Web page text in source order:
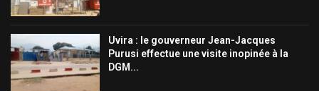
Uvira : le gouverneur Jean-Jacques
Purusi effectue une visite inopinée à la
DGM...